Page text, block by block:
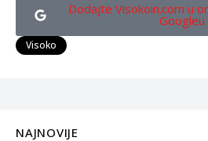
Dodajte Visokoin.com u
Googleu
Visoko
NAJNOVIJE